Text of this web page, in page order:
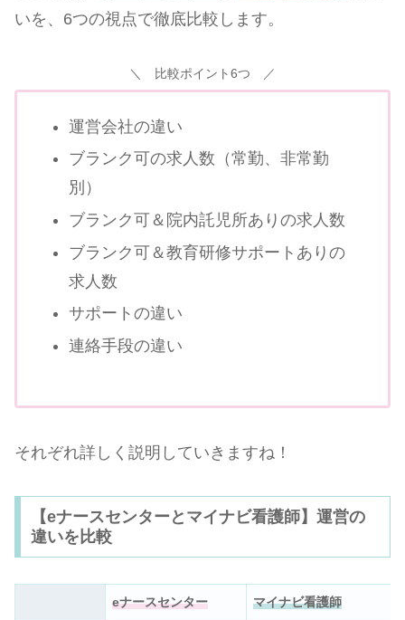
いを、6つの視点で徹底比較します。
＼ 比較ポイント6つ ／
運営会社の違い
ブランク可の求人数（常勤、非常勤
別）
ブランク可＆院内託児所ありの求人数
ブランク可＆教育研修サポートありの
求人数
サポートの違い
連絡手段の違い
それぞれ詳しく説明していきますね！
【eナースセンターとマイナビ看護師】運営の
違いを比較
eナースセンター マイナビ看護師